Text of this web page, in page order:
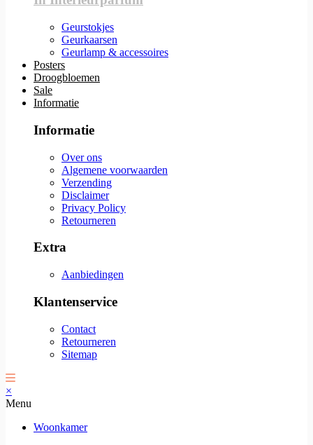
Geurstokjes
Geurkaarsen
Geurlamp & accessoires
Posters
Droogbloemen
Sale
Informatie
Informatie
Over ons
Algemene voorwaarden
Verzending
Disclaimer
Privacy Policy
Retourneren
Extra
Aanbiedingen
Klantenservice
Contact
Retourneren
Sitemap
×
Menu
Woonkamer